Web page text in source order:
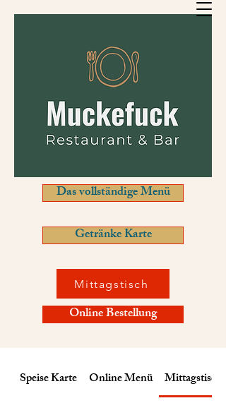
Das vollständige Menü
Getränke Karte
Online Bestellung
Mittagstisch
Speise Karte Online Menü Mittagstisch